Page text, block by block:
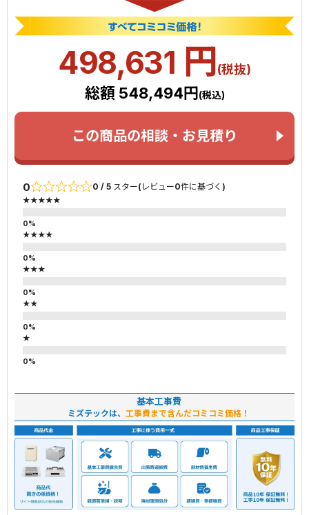
498,631 円(税抜)
総額 548,494円 (税込)
この商品の相談・お見積り
0 0 / 5 スター(レビュー0件に基づく)
★★★★★
★★★★
★★★
★★
★
基本工事費
ミズテックは、 工事費まで含んだコミコミ価格！